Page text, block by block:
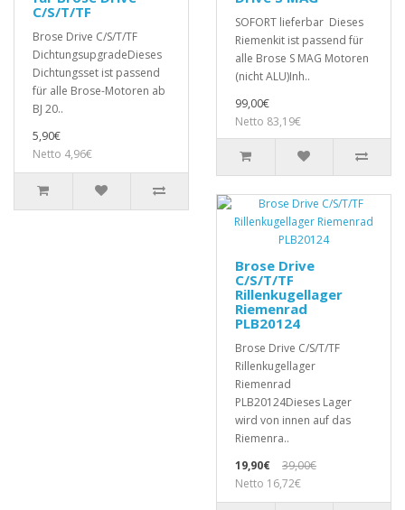
C/S/T/TF
Brose Drive C/S/T/TF
DichtungsupgradeDieses
Dichtungsset ist passend
für alle Brose-Motoren ab
BJ 20..
5,90€
Netto 4,96€
SOFORT lieferbar Dieses
Riemenkit ist passend für
alle Brose S MAG Motoren
(nicht ALU)Inh..
99,00€
Netto 83,19€
Brose Drive
C/S/T/TF
Rillenkugellager
Riemenrad
PLB20124
Brose Drive C/S/T/TF
Rillenkugellager
Riemenrad
PLB20124Dieses Lager
wird von innen auf das
Riemenra..
19,90€
39,00€
Netto 16,72€